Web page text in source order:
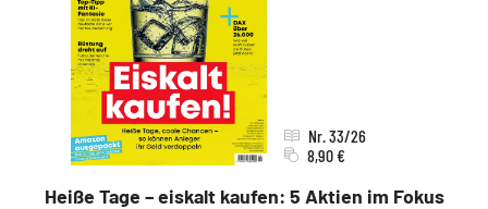
Heiße Tage – eiskalt kaufen: 5 Aktien im Fokus
Nr. 33/26
8,90 €